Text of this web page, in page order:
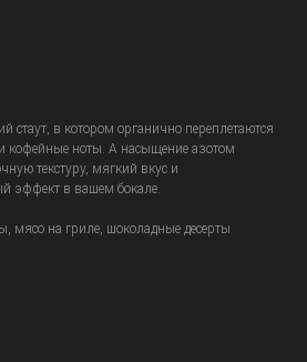
стаут, в котором органично переплетаются
кофейные ноты. А насыщение азотом
текстуру, мягкий вкус и
эффект в вашем бокале.
мясо на гриле, шоколадные десерты